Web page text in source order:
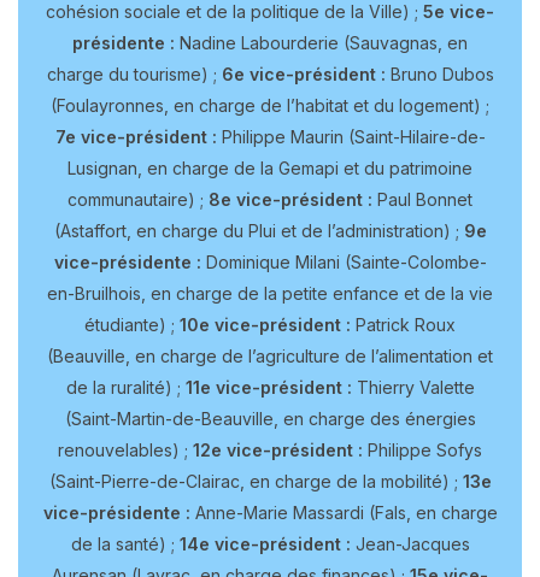
cohésion sociale et de la politique de la Ville) ; 5e vice-
présidente : Nadine Labourderie (Sauvagnas, en
charge du tourisme) ; 6e vice-président : Bruno Dubos
(Foulayronnes, en charge de l’habitat et du logement) ;
7e vice-président : Philippe Maurin (Saint-Hilaire-de-
Lusignan, en charge de la Gemapi et du patrimoine
communautaire) ; 8e vice-président : Paul Bonnet
(Astaffort, en charge du Plui et de l’administration) ; 9e
vice-présidente : Dominique Milani (Sainte-Colombe-
en-Bruilhois, en charge de la petite enfance et de la vie
étudiante) ; 10e vice-président : Patrick Roux
(Beauville, en charge de l’agriculture de l’alimentation et
de la ruralité) ; 11e vice-président : Thierry Valette
(Saint-Martin-de-Beauville, en charge des énergies
renouvelables) ; 12e vice-président : Philippe Sofys
(Saint-Pierre-de-Clairac, en charge de la mobilité) ; 13e
vice-présidente : Anne-Marie Massardi (Fals, en charge
de la santé) ; 14e vice-président : Jean-Jacques